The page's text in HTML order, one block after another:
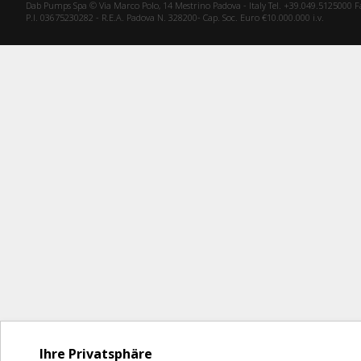
Ihre Privatsphäre
Dab Pumps Spa © Via Marco Polo, 14 Mestrino Padova - Italy Tel. +39.049.5125000
P.I. 03675230282 - R.E.A. Padova N. 328200- Cap. Soc. Euro €10.000.000 i.v.